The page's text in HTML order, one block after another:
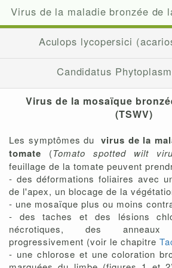
Virus de la maladie bronzée de
Aculops lycopersici
Candidatus
Virus de la mosaïque
(TSWV)
Les symptômes du virus de la
tomate (Tomato spotted wilt
feuillage de la tomate peuvent
- des déformations foliaires avec
de l'apex, un blocage de la
- une mosaïque plus ou moins
- des taches et des lésions
nécrotiques, des
progressivement (voir le chapitre
- une chlorose et une coloration